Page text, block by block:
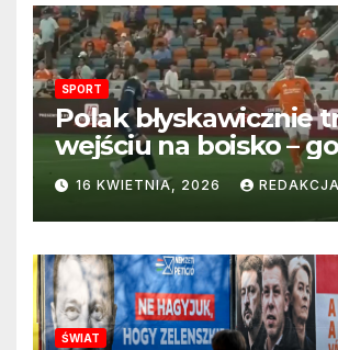
SPORT
Polak błyskawicznie
wejściu na boisko –
22 sekundach!
16 KWIETNIA, 2026 REDAKCJA
ŚWIAT